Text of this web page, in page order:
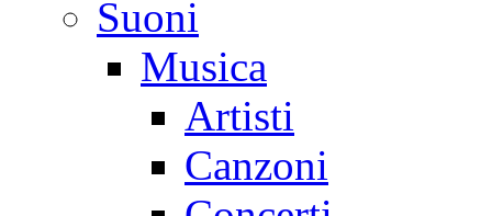
Suoni
Musica
Artisti
Canzoni